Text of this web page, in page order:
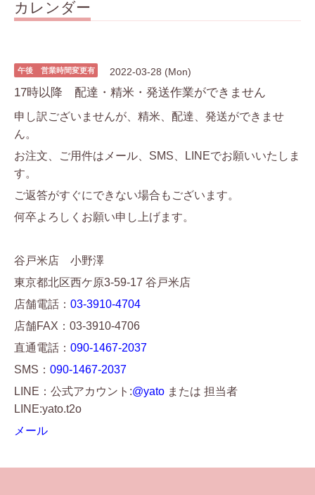
カレンダー
午後 営業時間変更有 2022-03-28 (Mon)
17時以降 配達・精米・発送作業ができません
申し訳ございませんが、精米、配達、発送ができませ
ん。
お注文、ご用件はメール、SMS、LINEでお願いいたしま
す。
ご返答がすぐにできない場合もございます。
何卒よろしくお願い申し上げます。
谷戸米店 小野澤
東京都北区西ケ原3-59-17 谷戸米店
店舗電話： 03-3910-4704
店舗FAX：03-3910-4706
直通電話： 090-1467-2037
SMS： 090-1467-2037
LINE：公式アカウント:@yato または 担当者
LINE:yato.t2o
メール